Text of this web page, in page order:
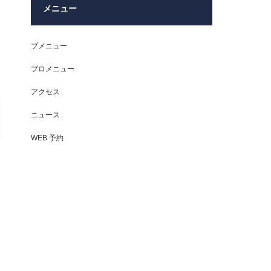
メニュー
ブメニュー
ブロメニュー
アクセス
ニュース
WEB 予約